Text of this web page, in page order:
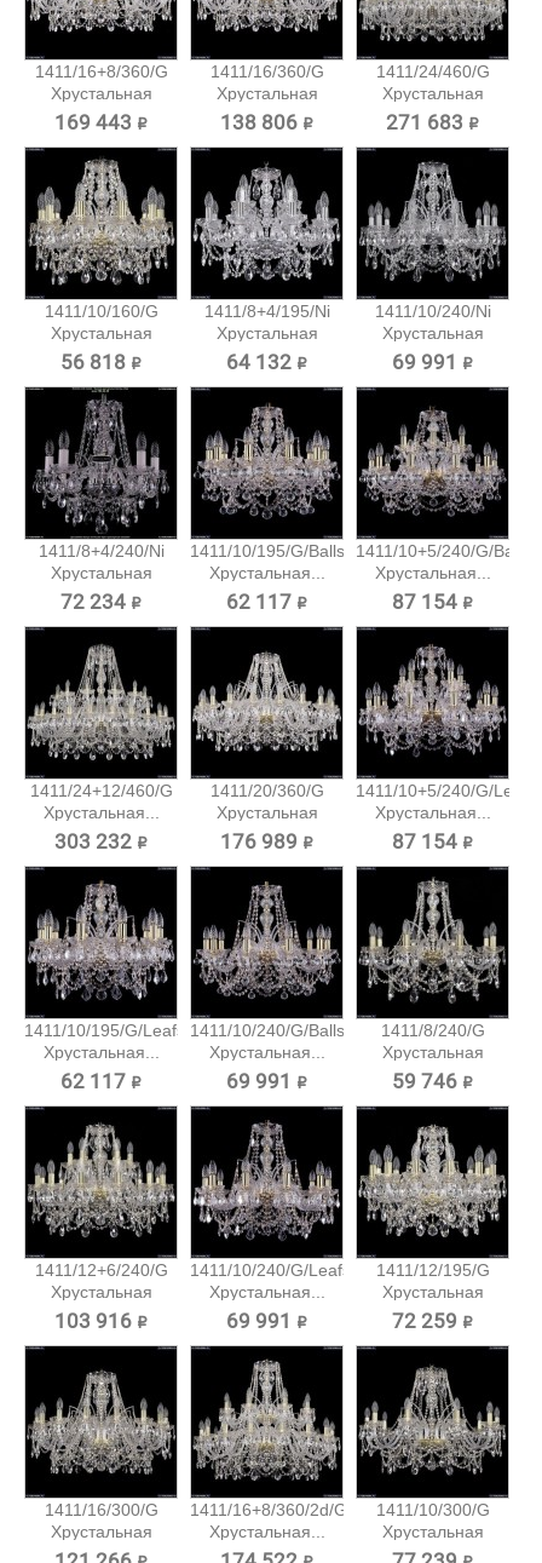
1411/16+8/360/G
Хрустальная
подвесная...
169 443 ₽
1411/16/360/G
Хрустальная
подвесная...
138 806 ₽
1411/24/460/G
Хрустальная
подвесная...
271 683 ₽
1411/10/160/G
Хрустальная
подвесная...
56 818 ₽
1411/8+4/195/Ni
Хрустальная
подвесная...
64 132 ₽
1411/10/240/Ni
Хрустальная
подвесная...
69 991 ₽
1411/8+4/240/Ni
Хрустальная
подвесная...
72 234 ₽
1411/10/195/G/Balls
Хрустальная...
62 117 ₽
1411/10+5/240/G/Balls
Хрустальная...
87 154 ₽
1411/24+12/460/G
Хрустальная...
303 232 ₽
1411/20/360/G
Хрустальная
подвесная...
176 989 ₽
1411/10+5/240/G/Leafs
Хрустальная...
87 154 ₽
1411/10/195/G/Leafs
Хрустальная...
62 117 ₽
1411/10/240/G/Balls
Хрустальная...
69 991 ₽
1411/8/240/G
Хрустальная
подвесная...
59 746 ₽
1411/12+6/240/G
Хрустальная
подвесная...
103 916 ₽
1411/10/240/G/Leafs
Хрустальная...
69 991 ₽
1411/12/195/G
Хрустальная
подвесная...
72 259 ₽
1411/16/300/G
Хрустальная
подвесная...
1411/16+8/360/2d/G
Хрустальная...
1411/10/300/G
Хрустальная
подвесная...